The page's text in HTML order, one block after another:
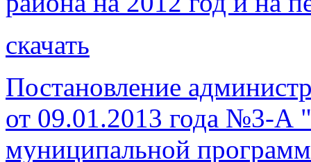
скачать
Постановление
от 09.01.2013 года №3-А
муниципальной